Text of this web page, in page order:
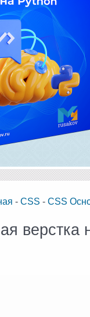
- CSS - CSS
верстка